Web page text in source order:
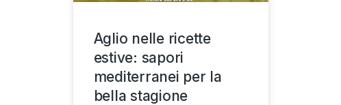
Aglio nelle ricette
estive: sapori
mediterranei per la
bella stagione